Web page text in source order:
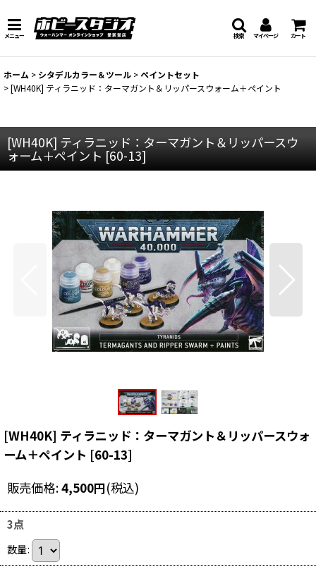
メニュー マイページ カート
検索
ホーム > シタデルカラー＆ツール >ペイントセット
>[WH40K] ティラニッド：ターマガント＆リッパースウォーム＋ペイント
[WH40K] ティラニッド：ターマガント＆リッパースウ
ォーム＋ペイント [60-13]
[WH40K] ティラニッド：ターマガント＆リッパースウォ
ーム＋ペイント [60-13]
販売価格:4,500円(税込)
3点
数量: